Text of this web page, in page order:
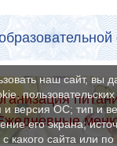
наш сайт, вы
и версия ОС; тип и
его экрана;
какого сайта или